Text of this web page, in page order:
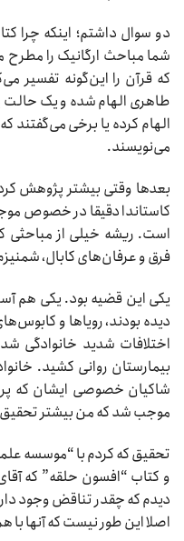
دو سوال داشتم؛ اینکه چرا
شما مباحث ارگانیک را مطرح
که قرآن را این‌گونه تفسیر
طاهری الهام شده و یک حالت
الهام کرده یا برخی می‌گفتند
می‌نویسند.
بعدها وقتی بیشتر پژوهش
کاستاندا دقیقا در خصوص
است. ریشه خیلی از مباحثی
فرق و عرفان‌های کابال،
یکی این قضیه بود. یکی هم
دیده بودند، رویاها و
اختلافات شدید خانوادگی
بیمارستان روانی کشید.
شاکیان خصوصی ایشان که
موجب شد که من بیشتر
تحقیق که کردم با “موسسه
و کتاب “افسون حلقه” که
دیدم که چقدر تناقض وجود
اصلا این طور نیست که آنها